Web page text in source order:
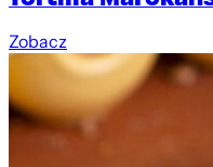
Zobacz